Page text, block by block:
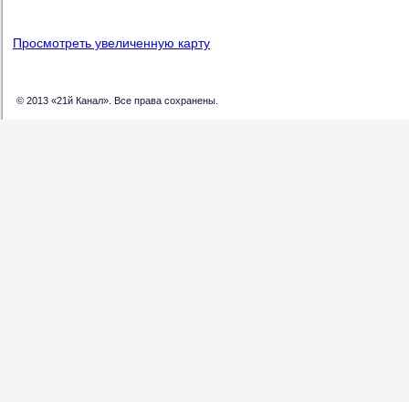
Просмотреть увеличенную карту
© 2013 «21й Канал». Все права сохранены.